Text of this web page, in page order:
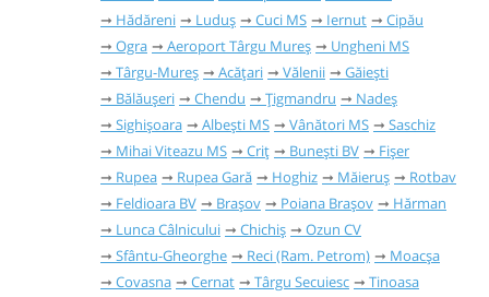
Hădăreni
Luduș Cuci MS Iernut
Cipău
Ogra
Aeroport Târgu Mureș
Ungheni MS
Târgu-Mureș
Acățari Vălenii
Găieşti
Bălăușeri
Chendu Țigmandru
Nadeș
Sighișoara
Albești MS Vânători MS
Saschiz
Mihai Viteazu MS
Criț Bunești BV
Fișer
Rupea
Rupea Gară Hoghiz Măieruș
Rotbav
Feldioara BV
Brașov Poiana Brașov
Hărman
Lunca Câlnicului
Chichiș
Ozun CV
Sfântu-Gheorghe
Reci (Ram. Petrom)
Moacșa
Covasna
Cernat Târgu Secuiesc
Tinoasa